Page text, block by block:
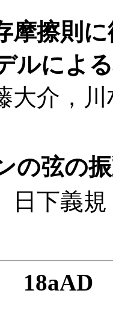
摩擦則
ルによ
介，川
の弦の
下義規
18aAD